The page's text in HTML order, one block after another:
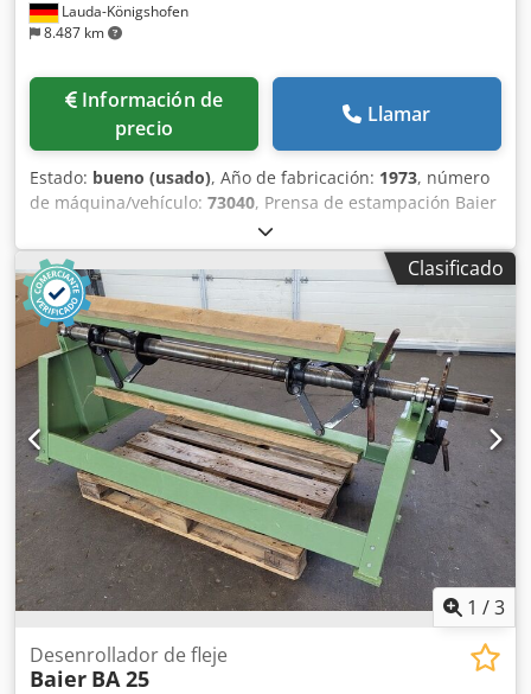
Lauda-Königshofen
8.487 km
Información de
precio
Llamar
Estado: bueno (usado), Año de fabricación: 1973, número
de máquina/vehículo: 73040, Prensa de estampación Baier
GEBA 1/F, altura de instalación 90 mm, capacidad de
presión 800 kg, tamaño de trabajo 10 cm x 14 cm, año de
fabricación 1973, número de máquina 73040, en buen
estado, disponible de inmediato Csdevt Rpqepfx Aprjha Si
está interesado, estaremos encantados de informarle
sobre otras máquinas de nuestra empresa. Le invitamos a
inspeccionar la máquina en nuestras instalaciones con cita
previa.
Clasificado
1 /3
Desenrollador de fleje
Baier BA 25